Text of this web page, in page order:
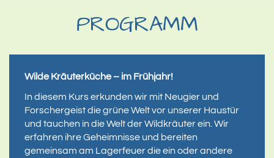
PROGRAMM
Wilde Kräuterküche – im Frühjahr!
In diesem Kurs erkunden wir mit Neugier und
Forschergeist die grüne Welt vor unserer Haustür
und tauchen in die Welt der Wildkräuter ein. Wir
erfahren ihre Geheimnisse und bereiten
gemeinsam am Lagerfeuer die ein oder andere